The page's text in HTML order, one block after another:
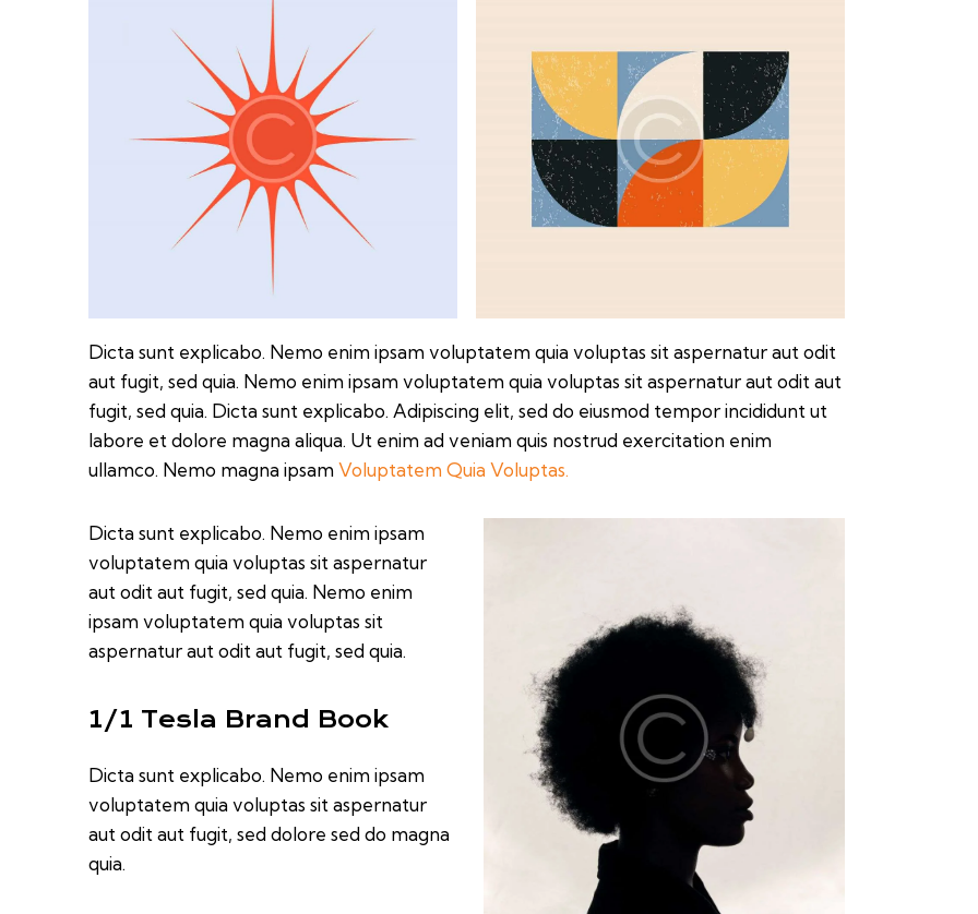
Dicta sunt explicabo. Nemo enim ipsam voluptatem quia voluptas sit aspernatur aut odit
aut fugit, sed quia. Nemo enim ipsam voluptatem quia voluptas sit aspernatur aut odit aut
fugit, sed quia. Dicta sunt explicabo. Adipiscing elit, sed do eiusmod tempor incididunt ut
labore et dolore magna aliqua. Ut enim ad veniam quis nostrud exercitation enim
ullamco. Nemo magna ipsamVoluptatem Quia Voluptas.
Dicta sunt explicabo. Nemo enim ipsam
voluptatem quia voluptas sit aspernatur
aut odit aut fugit, sed quia. Nemo enim
ipsam voluptatem quia voluptas sit
aspernatur aut odit aut fugit, sed quia.
1/1 Tesla Brand Book
Dicta sunt explicabo. Nemo enim ipsam
voluptatem quia voluptas sit aspernatur
aut odit aut fugit, sed dolore sed do magna
quia.